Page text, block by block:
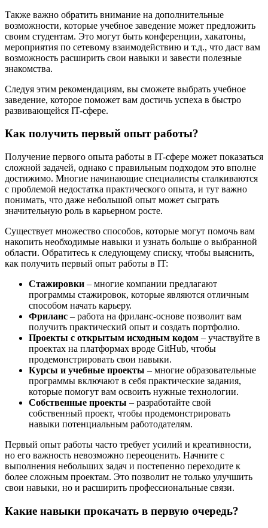
Также важно обратить внимание на дополнительные
возможности, которые учебное заведение может предложить
своим студентам. Это могут быть конференции, хакатоны,
мероприятия по сетевому взаимодействию и т.д., что даст вам
возможность расширить свои навыки и завести полезные
знакомства.
Следуя этим рекомендациям, вы сможете выбрать учебное
заведение, которое поможет вам достичь успеха в быстро
развивающейся IT-сфере.
Как получить первый опыт работы?
Получение первого опыта работы в IT-сфере может показаться
сложной задачей, однако с правильным подходом это вполне
достижимо. Многие начинающие специалисты сталкиваются
с проблемой недостатка практического опыта, и тут важно
понимать, что даже небольшой опыт может сыграть
значительную роль в карьерном росте.
Существует множество способов, которые могут помочь вам
накопить необходимые навыки и узнать больше о выбранной
области. Обратитесь к следующему списку, чтобы выяснить,
как получить первый опыт работы в IT:
Стажировки – многие компании предлагают
программы стажировок, которые являются отличным
способом начать карьеру.
Фриланс – работа на фриланс-основе позволит вам
получить практический опыт и создать портфолио.
Проекты с открытым исходным кодом – участвуйте в
проектах на платформах вроде GitHub, чтобы
продемонстрировать свои навыки.
Курсы и учебные проекты – многие образовательные
программы включают в себя практические задания,
которые помогут вам освоить нужные технологии.
Собственные проекты – разработайте свой
собственный проект, чтобы продемонстрировать
навыки потенциальным работодателям.
Первый опыт работы часто требует усилий и креативности,
но его важность невозможно переоценить. Начните с
выполнения небольших задач и постепенно переходите к
более сложным проектам. Это позволит не только улучшить
свои навыки, но и расширить профессиональные связи.
Какие навыки прокачать в первую очередь?